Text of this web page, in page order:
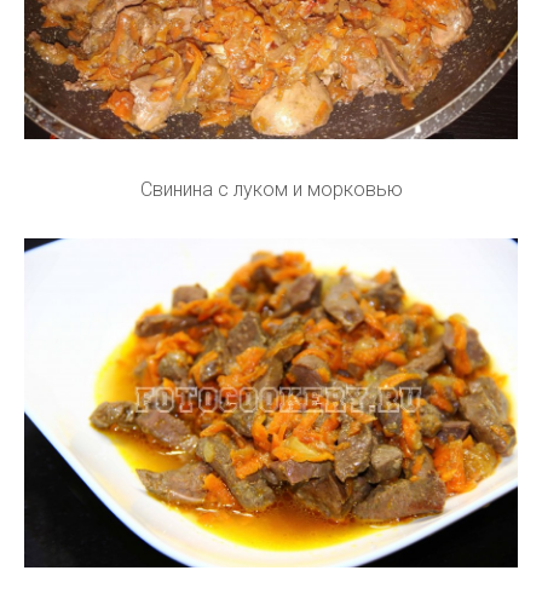
Свинина с луком и морковью